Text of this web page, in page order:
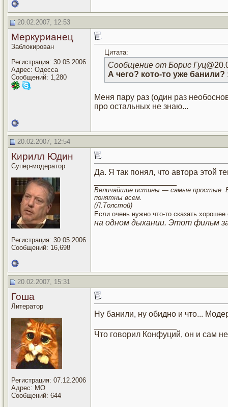
20.02.2007, 12:53
Меркурианец
Заблокирован
Регистрация: 30.05.2006
Адрес: Одесса
Сообщений: 1,280
Цитата:
Сообщение от Борис Гуц
А чего? кото-то уже банили?
Меня пару раз (один раз
про остальных не знаю...
20.02.2007, 12:54
Кирилл Юдин
Супер-модератор
Регистрация: 30.05.2006
Сообщений: 16,698
Да. Я так понял, что автора этой
Величайшие истины — самые простые.
понятны всем.
(Л.Толстой)
Если очень нужно что-то сказать
на одном дыхании. Этот фильм
20.02.2007, 15:31
Гоша
Литератор
Регистрация: 07.12.2006
Адрес: МО
Сообщений: 644
Ну банили, ну обидно и что...
Что говорил Конфуций, он и сам